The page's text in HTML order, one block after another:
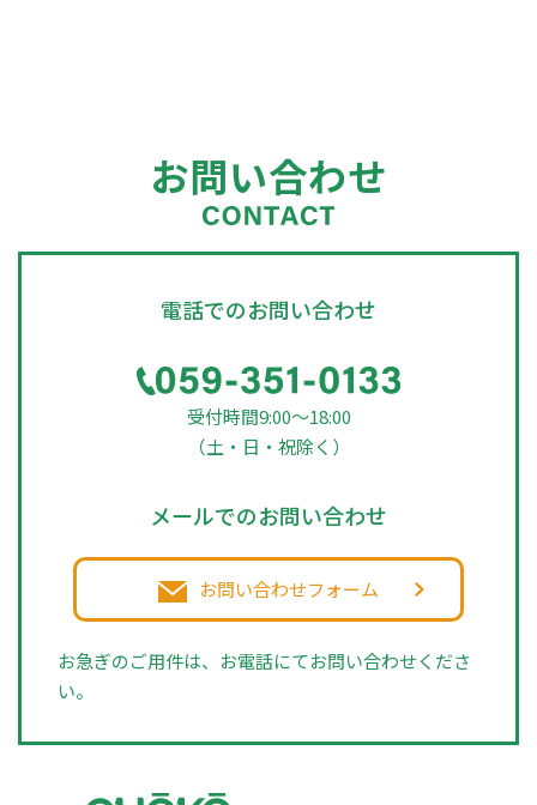
お問い合わせ
電話でのお問い合わせ
受付時間9:00～18:00
（土・日・祝除く）
メールでのお問い合わせ
お問い合わせフォーム
お急ぎのご用件は、お電話にてお問い合わせくださ
い。